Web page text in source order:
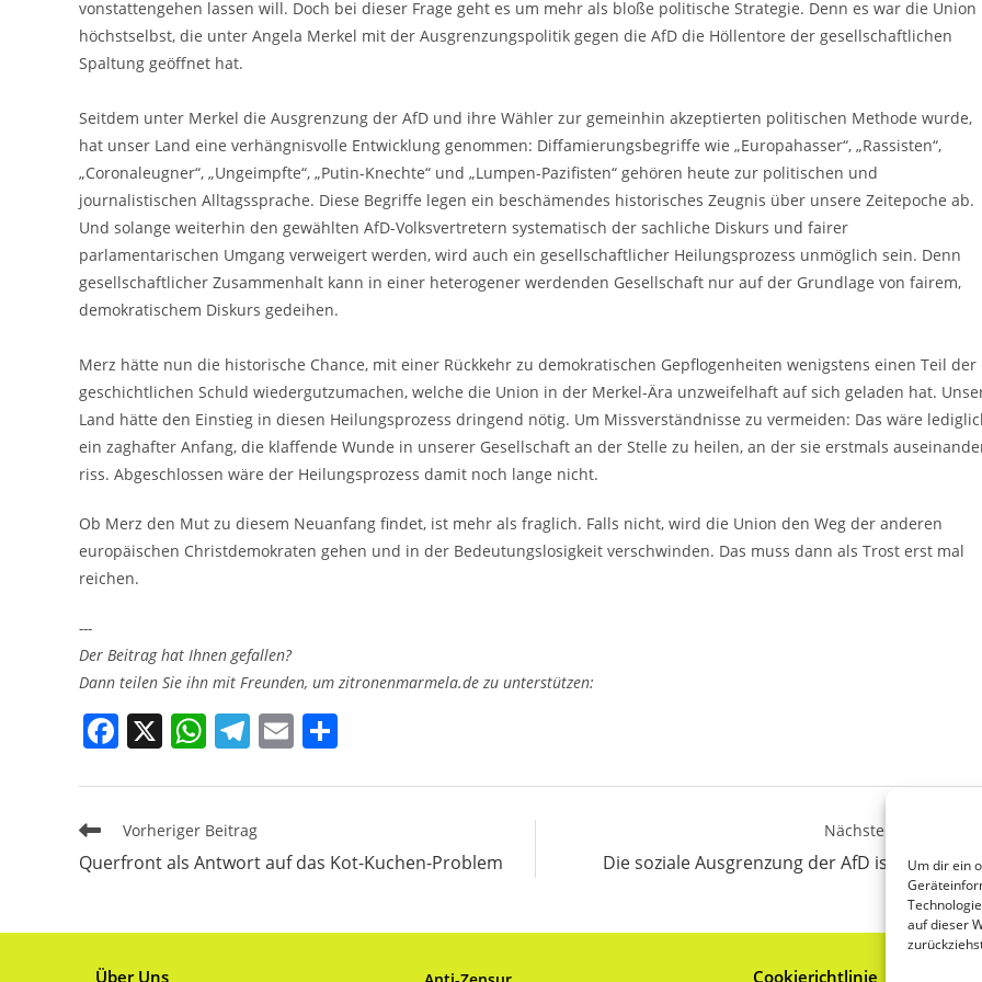
Um dir ein
auf dieser
vonstattengehen lassen will. Doch bei dieser Frage geht es um mehr als bloße politische Strategie. Denn es war die Union
höchstselbst, die unter Angela Merkel mit der Ausgrenzungspolitik gegen die AfD die Höllentore der gesellschaftlichen
Spaltung geöffnet hat.
Seitdem unter Merkel die Ausgrenzung der AfD und ihre Wähler zur gemeinhin akzeptierten politischen Methode wurde,
hat unser Land eine verhängnisvolle Entwicklung genommen: Diffamierungsbegriffe wie „Europahasser“, „Rassisten“,
„Coronaleugner“, „Ungeimpfte“, „Putin-Knechte“ und „Lumpen-Pazifisten“ gehören heute zur politischen und
journalistischen Alltagssprache. Diese Begriffe legen ein beschämendes historisches Zeugnis über unsere Zeitepoche ab.
Und solange weiterhin den gewählten AfD-Volksvertretern systematisch der sachliche Diskurs und fairer
parlamentarischen Umgang verweigert werden, wird auch ein gesellschaftlicher Heilungsprozess unmöglich sein. Denn
gesellschaftlicher Zusammenhalt kann in einer heterogener werdenden Gesellschaft nur auf der Grundlage von fairem,
demokratischem Diskurs gedeihen.
Merz hätte nun die historische Chance, mit einer Rückkehr zu demokratischen Gepflogenheiten wenigstens einen Teil der
geschichtlichen Schuld wiedergutzumachen, welche die Union in der Merkel-Ära unzweifelhaft auf sich geladen hat.
Land hätte den Einstieg in diesen Heilungsprozess dringend nötig. Um Missverständnisse zu vermeiden: Das wäre
ein zaghafter Anfang, die klaffende Wunde in unserer Gesellschaft an der Stelle zu heilen, an der sie erstmals
riss. Abgeschlossen wäre der Heilungsprozess damit noch lange nicht.
Ob Merz den Mut zu diesem Neuanfang findet, ist mehr als fraglich. Falls nicht, wird die Union den Weg der anderen
europäischen Christdemokraten gehen und in der Bedeutungslosigkeit verschwinden. Das muss dann als Trost erst mal
reichen.
---
Der Beitrag hat Ihnen gefallen?
Dann teilen Sie ihn mit Freunden, um zitronenmarmela.de zu unterstützen:
F
c
e
b
o
X W
at
s
A
p
T
e
gr
a
E
ai le
Weitere
Artikel
ansehen
Vorheriger Beitrag
Querfront als Antwort auf das Kot-Kuchen-Problem
Nächster Beitrag
Die soziale Ausgrenzung der AfD ist
Über Uns Cookierichtlinie